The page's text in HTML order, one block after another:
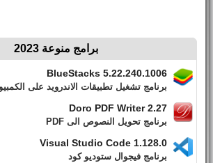
برامج منوعة 2023
BlueStacks 5.22.240.1006
برنامج تشغيل تطبيقات الاندرويد على
Doro PDF Writer 2.27
برنامج تحويل النصوص الى PDF
Visual Studio Code 1.128.0
برنامج فيجوال ستوديو كود